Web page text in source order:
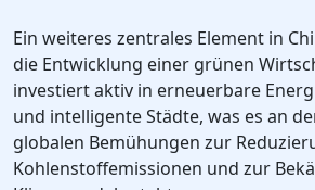
Ein weiteres zentrales Element in
die Entwicklung einer grünen
investiert aktiv in erneuerbare
und intelligente Städte, was es an
globalen Bemühungen zur
Kohlenstoffemissionen und zur